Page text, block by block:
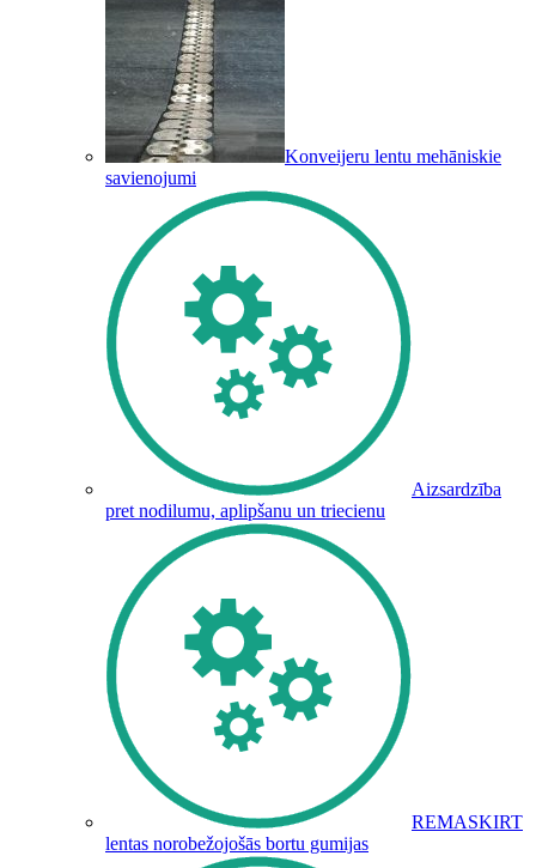
Konveijeru lentu mehāniskie
savienojumi
Aizsardzība
pret nodilumu, aplipšanu un triecienu
REMASKIRT
lentas norobežojošās bortu gumijas